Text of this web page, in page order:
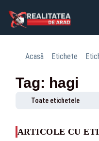
Acasă Etichete
Tag: hagi
Toate etichetele
ARTICOLE CU